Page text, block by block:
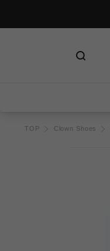
進
TOP Clown Shoes